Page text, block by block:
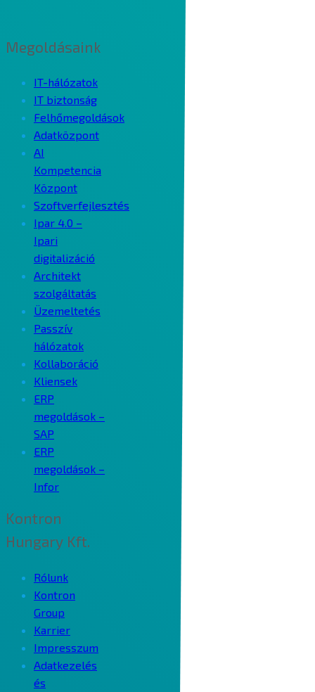
Megoldásaink
IT-hálózatok
IT biztonság
Felhőmegoldások
Adatközpont
AI
Kompetencia
Központ
Szoftverfejlesztés
Ipar 4.0 –
Ipari
digitalizáció
Architekt
szolgáltatás
Üzemeltetés
Passzív
hálózatok
Kollaboráció
Kliensek
ERP
megoldások –
SAP
ERP
megoldások –
Infor
Kontron
Hungary Kft.
Rólunk
Kontron
Group
Karrier
Impresszum
Adatkezelés
és